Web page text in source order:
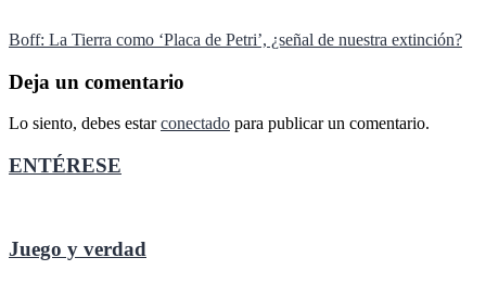
Navegación
de
entradas
Boff: La Tierra como ‘Placa de Petri’, ¿señal de nuestra extinción?
Deja un comentario
Lo siento, debes estarconectado para publicar un comentario.
ENTÉRESE
Juego y verdad